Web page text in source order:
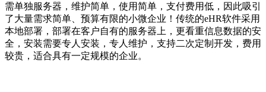
需单独服务器，维护简单，使用简单，支付费用低，因此吸引
了大量需求简单、预算有限的小微企业！传统的eHR软件采用
本地部署，部署在客户自有的服务器上，更看重信息数据的安
全，安装需要专人安装，专人维护，支持二次定制开发，费用
较贵，适合具有一定规模的企业。